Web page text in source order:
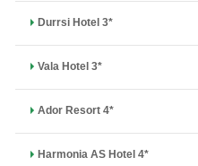
Durrsi Hotel 3*
Vala Hotel 3*
Ador Resort 4*
Harmonia AS Hotel 4*